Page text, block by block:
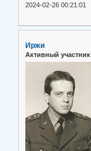
2024-02-26 00:21:01
Иржи
Активный участник